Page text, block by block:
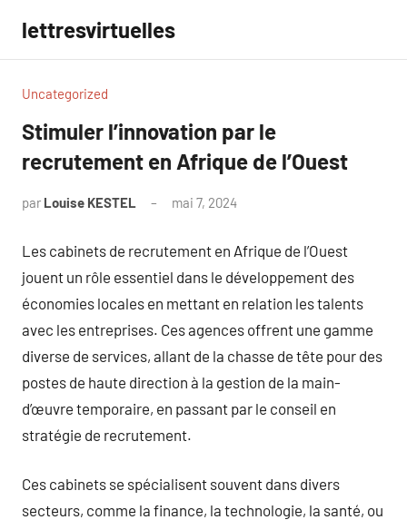
contenu
lettresvirtuelles
Uncategorized
Stimuler l’innovation par le
recrutement en Afrique de l’Ouest
par Louise KESTEL mai 7, 2024
Les cabinets de recrutement en Afrique de l’Ouest
jouent un rôle essentiel dans le développement des
économies locales en mettant en relation les talents
avec les entreprises. Ces agences offrent une gamme
diverse de services, allant de la chasse de tête pour des
postes de haute direction à la gestion de la main-
d’œuvre temporaire, en passant par le conseil en
stratégie de recrutement.
Ces cabinets se spécialisent souvent dans divers
secteurs, comme la finance, la technologie, la santé, ou